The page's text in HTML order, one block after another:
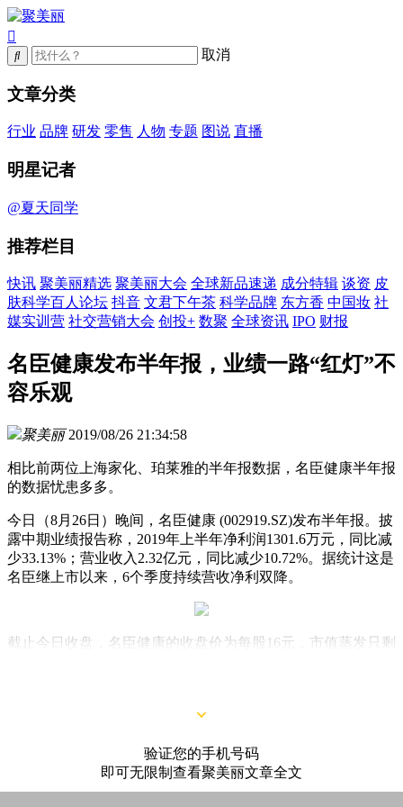
取消
文章分类
行业 品牌 研发 零售 人物 专题 图说 直播
明星记者
@夏天同学
推荐栏目
快讯 聚美丽精选 聚美丽大会 全球新品速递 成分特辑 谈资 皮
肤科学百人论坛 抖音 文君下午茶 科学品牌 东方香 中国妆 社
媒实训营 社交营销大会 创投+ 数聚 全球资讯 IPO 财报
名臣健康发布半年报，业绩一路“红灯”不
容乐观
聚美丽 2019/08/26 21:34:58
相比前两位上海家化、珀莱雅的半年报数据，名臣健康半年报
的数据忧患多多。
今日（8月26日）晚间，名臣健康 (002919.SZ)发布半年报。披
露中期业绩报告称，2019年上半年净利润1301.6万元，同比减
少33.13%；营业收入2.32亿元，同比减少10.72%。据统计这是
名臣继上市以来，6个季度持续营收净利双降。
截止今日收盘，名臣健康的收盘价为每股16元，市值蒸发只剩
验证您的手机号码
即可无限制查看聚美丽文章全文